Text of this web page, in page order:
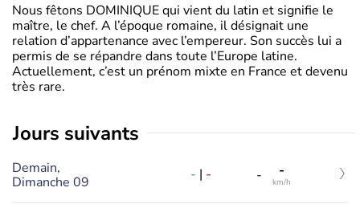
Nous fêtons DOMINIQUE qui vient du latin et signifie le
maître, le chef. A l’époque romaine, il désignait une
relation d’appartenance avec l’empereur. Son succès lui a
permis de se répandre dans toute l’Europe latine.
Actuellement, c’est un prénom mixte en France et devenu
très rare.
jours suivants
Demain,
Dimanche 09
- | - - -
km/h